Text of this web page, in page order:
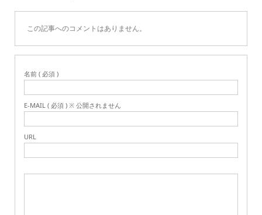
この記事へのコメントはありません。
名前 ( 必須 )
E-MAIL ( 必須 ) ※ 公開されません
URL